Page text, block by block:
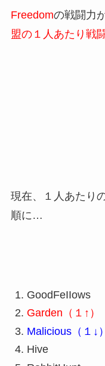
Freedomの戦闘力
盟の１人あたり戦
現在、１人あたり
順に…
GoodFeIIows
Garden（１↑）
Malicious（１↓）
Hive